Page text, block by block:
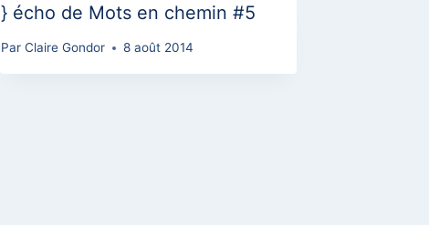
} écho de Mots en chemin #5
Par Claire Gondor 8 août 2014